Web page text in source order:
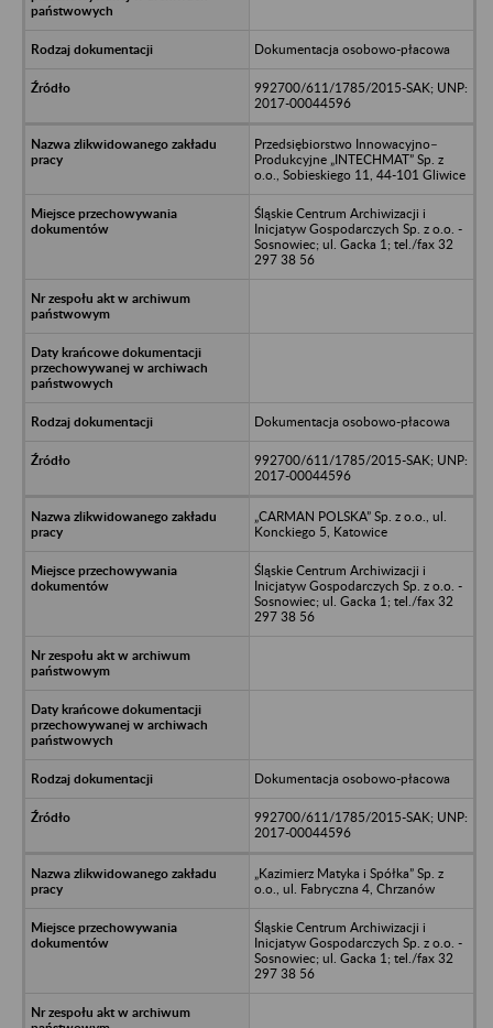
Dokumentacja osobowo-płacowa
992700/611/1785/2015-SAK; UNP:
2017-00044596
Przedsiębiorstwo Innowacyjno–
Produkcyjne „INTECHMAT” Sp. z
o.o., Sobieskiego 11, 44-101 Gliwice
Śląskie Centrum Archiwizacji i
Inicjatyw Gospodarczych Sp. z o.o. -
Sosnowiec; ul. Gacka 1; tel./fax 32
297 38 56
Dokumentacja osobowo-płacowa
992700/611/1785/2015-SAK; UNP:
2017-00044596
„CARMAN POLSKA” Sp. z o.o., ul.
Konckiego 5, Katowice
Śląskie Centrum Archiwizacji i
Inicjatyw Gospodarczych Sp. z o.o. -
Sosnowiec; ul. Gacka 1; tel./fax 32
297 38 56
Dokumentacja osobowo-płacowa
992700/611/1785/2015-SAK; UNP:
2017-00044596
„Kazimierz Matyka i Spółka” Sp. z
o.o., ul. Fabryczna 4, Chrzanów
Śląskie Centrum Archiwizacji i
Inicjatyw Gospodarczych Sp. z o.o. -
Sosnowiec; ul. Gacka 1; tel./fax 32
297 38 56